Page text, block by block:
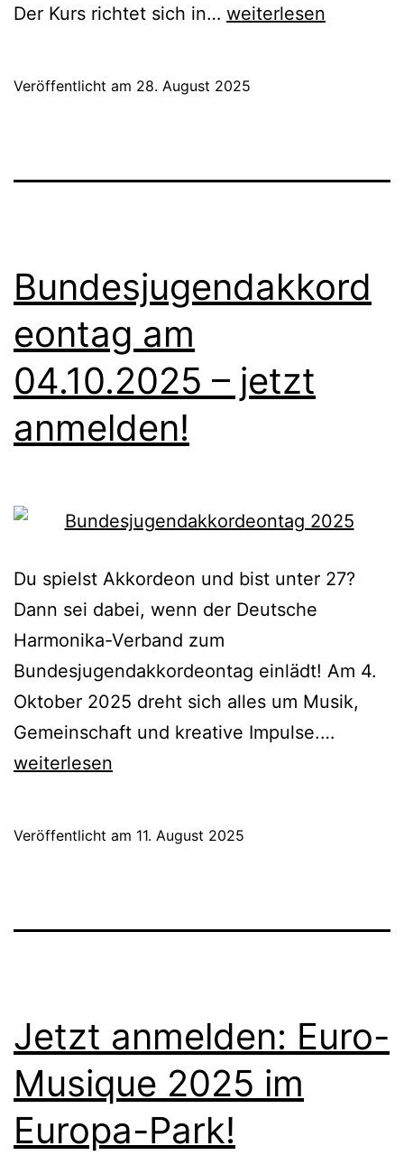
Der Kurs richtet sich in… Online-
weiterlesen
Veröffentlicht am 28. August 2025
Bundesjugendakkord
eontag am
04.10.2025 – jetzt
anmelden!
Du spielst Akkordeon und bist unter 27?
Dann sei dabei, wenn der Deutsche
Harmonika-Verband zum
Bundesjugendakkordeontag einlädt! Am 4.
Oktober 2025 dreht sich alles um Musik,
Gemeinschaft und kreative Impulse.…
weiterlesen
Veröffentlicht am 11. August 2025
Jetzt anmelden: Euro-
Musique 2025 im
Europa-Park!